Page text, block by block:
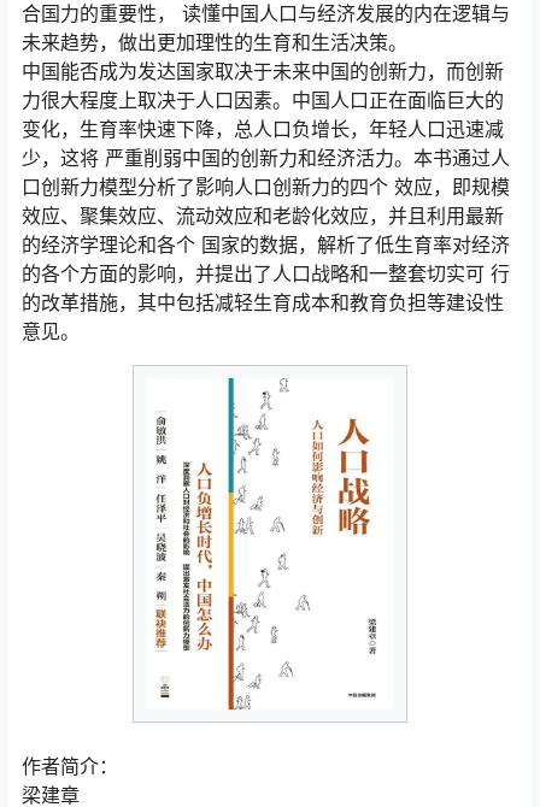
合国力的重要性， 读懂中国人口与经济发展的内在逻辑与
未来趋势，做出更加理性的生育和生活决策。
中国能否成为发达国家取决于未来中国的创新力，而创新
力很大程度上取决于人口因素。中国人口正在面临巨大的
变化，生育率快速下降，总人口负增长，年轻人口迅速减
少，这将 严重削弱中国的创新力和经济活力。本书通过人
口创新力模型分析了影响人口创新力的四个 效应，即规模
效应、聚集效应、流动效应和老龄化效应，并且利用最新
的经济学理论和各个 国家的数据，解析了低生育率对经济
的各个方面的影响，并提出了人口战略和一整套切实可 行
的改革措施，其中包括减轻生育成本和教育负担等建设性
意见。
作者简介：
梁建章